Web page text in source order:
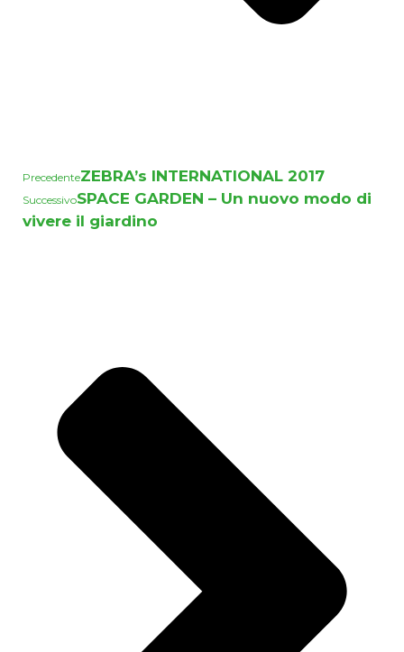
PrecedenteZEBRA’s INTERNATIONAL 2017
SuccessivoSPACE GARDEN – Un nuovo modo di
vivere il giardino